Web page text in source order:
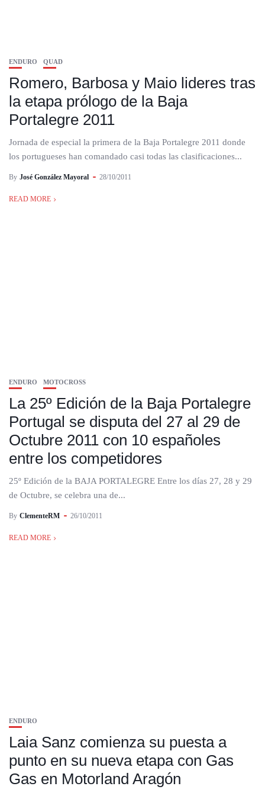
ENDURO QUAD
Romero, Barbosa y Maio lideres tras
la etapa prólogo de la Baja
Portalegre 2011
Jornada de especial la primera de la Baja Portalegre 2011 donde
los portugueses han comandado casi todas las clasificaciones...
By José González Mayoral 28/10/2011
READ MORE
ENDURO MOTOCROSS
La 25º Edición de la Baja Portalegre
Portugal se disputa del 27 al 29 de
Octubre 2011 con 10 españoles
entre los competidores
25º Edición de la BAJA PORTALEGRE Entre los días 27, 28 y 29
de Octubre, se celebra una de...
By ClementeRM 26/10/2011
READ MORE
ENDURO
Laia Sanz comienza su puesta a
punto en su nueva etapa con Gas
Gas en Motorland Aragón